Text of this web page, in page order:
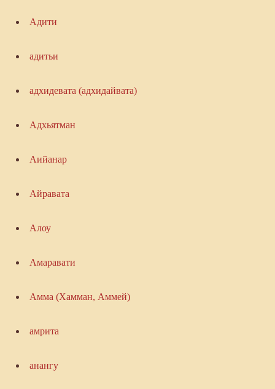
Адити
адитьи
адхидевата (адхидайвата)
Адхьятман
Аийанар
Айравата
Алоу
Амаравати
Амма (Хамман, Аммей)
амрита
анангу